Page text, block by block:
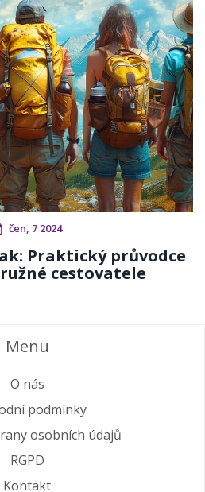
čen, 7 2024
Praktický průvodce
cestovatele
Menu
O nás
podmínky
osobních údajů
RGPD
Kontakt